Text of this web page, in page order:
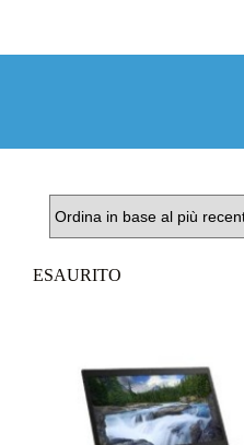
ESAURITO